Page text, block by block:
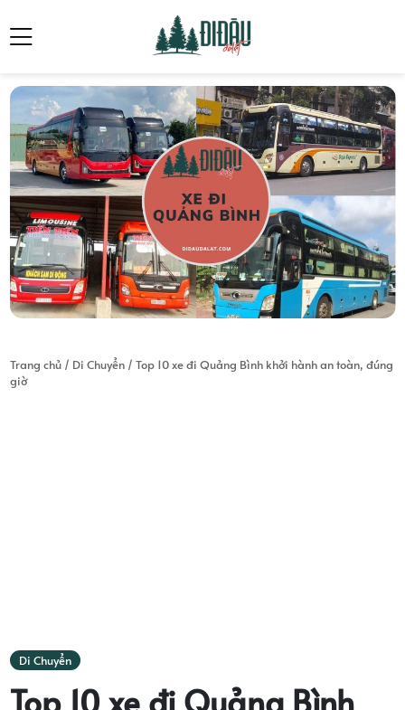
Trang chủ/ Di Chuyển/ Top 10 xe đi Quảng Bình khởi hành an toàn, đúng
giờ
Di Chuyển
Top 10 xe đi Quảng Bình